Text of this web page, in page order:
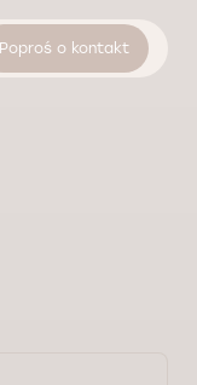
Poproś o kontakt